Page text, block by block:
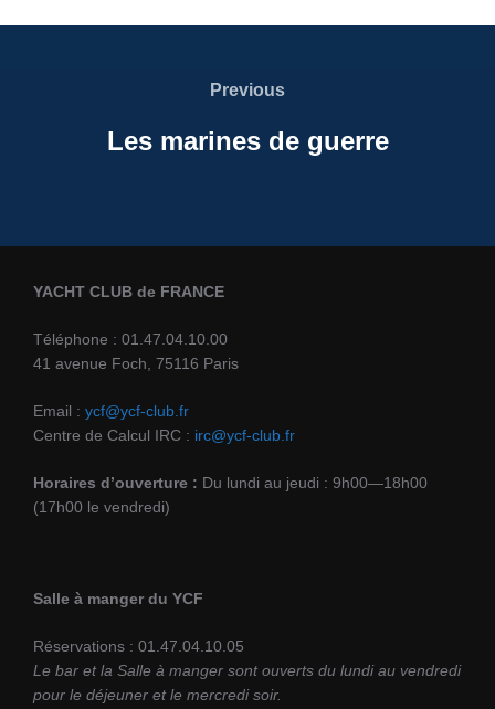
Previous
Previous
Les marines de guerre
YACHT CLUB de FRANCE
Téléphone : 01.47.04.10.00
41 avenue Foch, 75116 Paris
Email : ycf@ycf-club.fr
Centre de Calcul IRC : irc@ycf-club.fr
Horaires d’ouverture : Du lundi au jeudi : 9h00—18h00
(17h00 le vendredi)
Salle à manger du YCF
Réservations : 01.47.04.10.05
Le bar et la Salle à manger sont ouverts du lundi au vendredi
pour le déjeuner et le mercredi soir.